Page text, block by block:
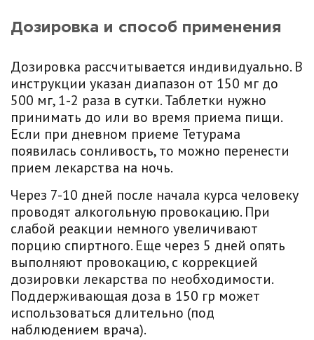
Дозировка и способ применения
Дозировка рассчитывается индивидуально. В
инструкции указан диапазон от 150 мг до
500 мг, 1-2 раза в сутки. Таблетки нужно
принимать до или во время приема пищи.
Если при дневном приеме Тетурама
появилась сонливость, то можно перенести
прием лекарства на ночь.
Через 7-10 дней после начала курса человеку
проводят алкогольную провокацию. При
слабой реакции немного увеличивают
порцию спиртного. Еще через 5 дней опять
выполняют провокацию, с коррекцией
дозировки лекарства по необходимости.
Поддерживающая доза в 150 гр может
использоваться длительно (под
наблюдением врача).